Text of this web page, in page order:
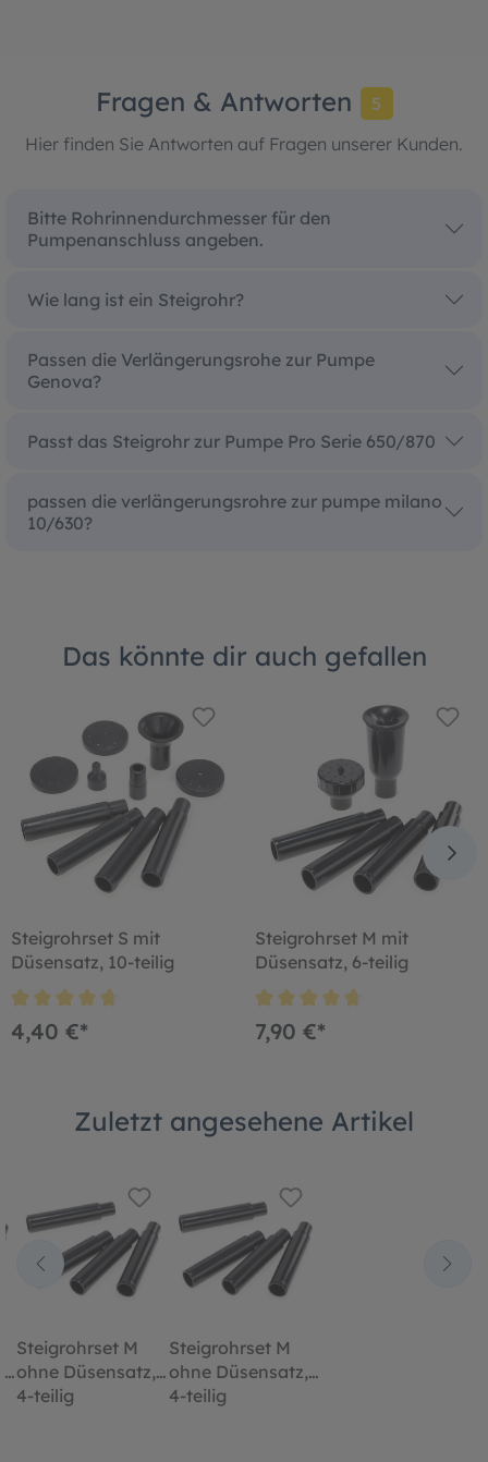
Fragen & Antworten
5
Hier finden Sie Antworten auf Fragen unserer Kunden.
Bitte Rohrinnendurchmesser für den
Pumpenanschluss angeben.
Wie lang ist ein Steigrohr?
Passen die Verlängerungsrohe zur Pumpe
Genova?
Passt das Steigrohr zur Pumpe Pro Serie 650/870
passen die verlängerungsrohre zur pumpe milano
10/630?
Das könnte dir auch gefallen
Steigrohrset S mit
Düsensatz, 10-teilig
4,40 €*
Steigrohrset M mit
Düsensatz, 6-teilig
7,90 €*
Zuletzt angesehene Artikel
Steigrohrset M
ohne Düsensatz,
4-teilig
Steigrohrset M
ohne Düsensatz,
4-teilig